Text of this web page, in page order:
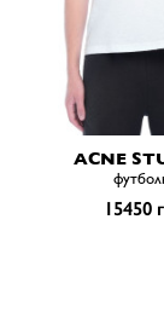
ACNE
15450